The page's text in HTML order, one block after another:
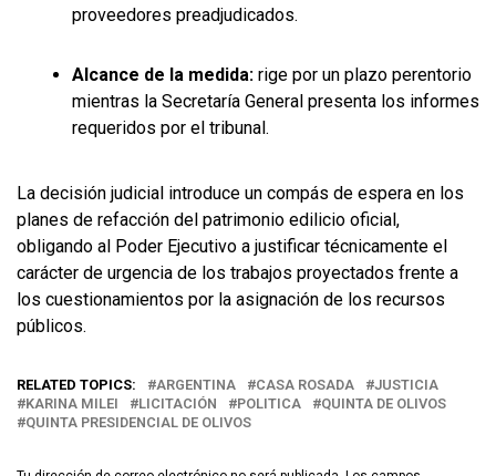
proveedores preadjudicados.
Alcance de la medida: rige por un plazo perentorio
mientras la Secretaría General presenta los informes
requeridos por el tribunal.
La decisión judicial introduce un compás de espera en los
planes de refacción del patrimonio edilicio oficial,
obligando al Poder Ejecutivo a justificar técnicamente el
carácter de urgencia de los trabajos proyectados frente a
los cuestionamientos por la asignación de los recursos
públicos.
RELATED TOPICS: ARGENTINA CASA ROSADA
JUSTICIA
KARINA MILEI
LICITACIÓN POLITICA
QUINTA DE OLIVOS
QUINTA PRESIDENCIAL DE OLIVOS